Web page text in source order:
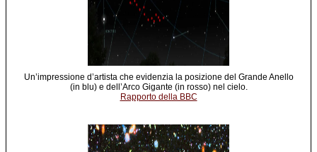
Un’impressione d’artista che evidenzia la posizione del Grande Anello
(in blu) e dell’Arco Gigante (in rosso) nel cielo.
Rapporto della BBC